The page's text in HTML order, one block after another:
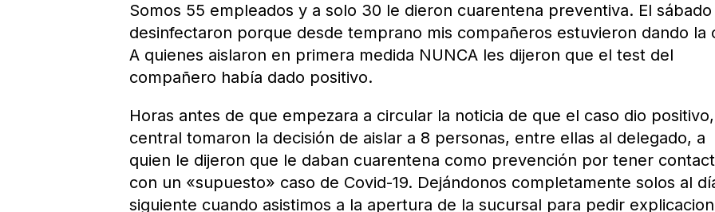
Somos 55 empleados y a solo 30 le dieron cuarentena preventiva. El sábado
desinfectaron porque desde temprano mis compañeros estuvieron dando la
A quienes aislaron en primera medida NUNCA les dijeron que el test del
compañero había dado positivo.
Horas antes de que empezara a circular la noticia de que el caso dio
central tomaron la decisión de aislar a 8 personas, entre ellas al delegado, a
quien le dijeron que le daban cuarentena como prevención por tener
con un «supuesto» caso de Covid-19. Dejándonos completamente solos al
siguiente cuando asistimos a la apertura de la sucursal para pedir